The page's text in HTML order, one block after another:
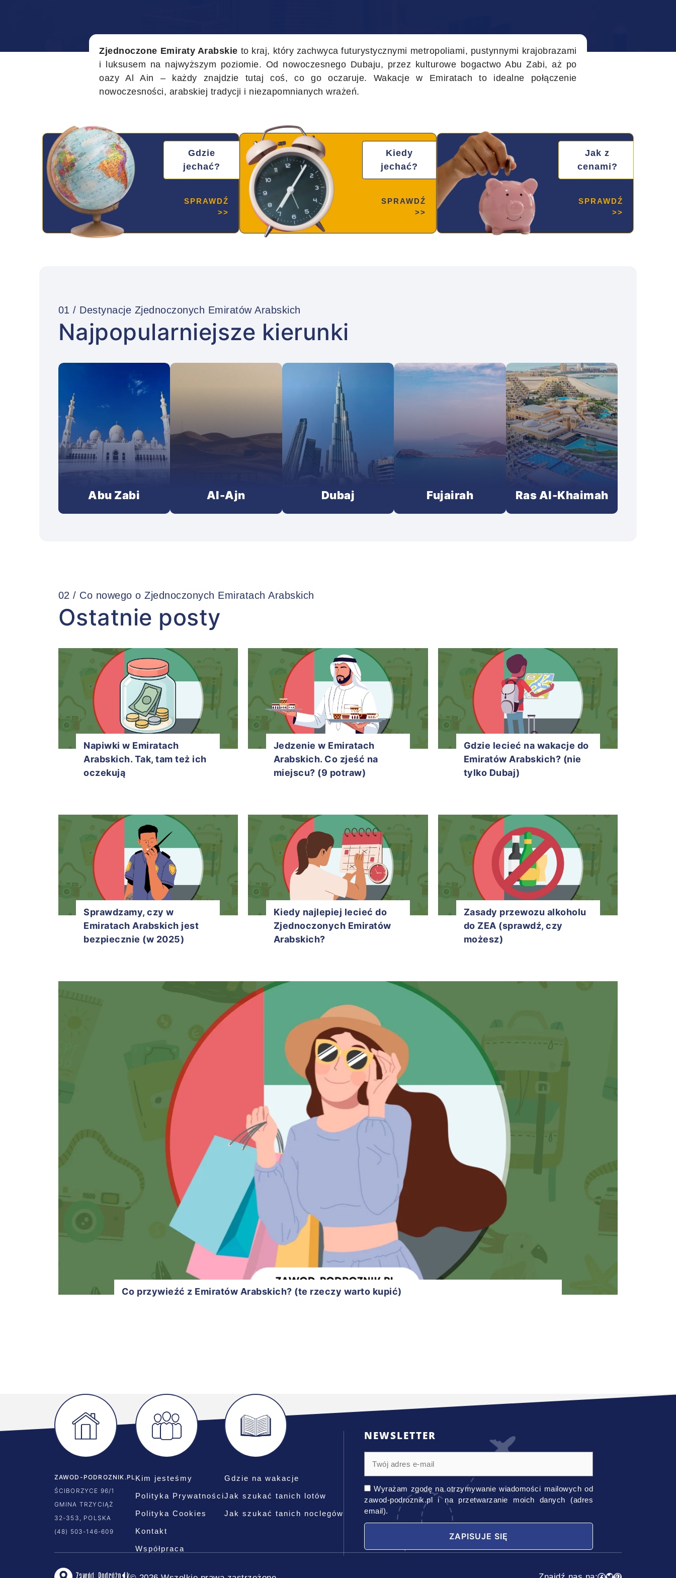
Zjednoczone Emiraty Arabskie to kraj, który zachwyca futurystycznymi metropoliami, pustynnymi krajobrazami
i luksusem na najwyższym poziomie. Od nowoczesnego Dubaju, przez kulturowe bogactwo Abu Zabi, aż po
oazy Al Ain – każdy znajdzie tutaj coś, co go oczaruje. Wakacje w Emiratach to idealne połączenie
nowoczesności, arabskiej tradycji i niezapomnianych wrażeń.
Gdzie
jechać?
SPRAWDŹ
>>
Kiedy
jechać?
SPRAWDŹ
>>
Jak z
cenami?
SPRAWDŹ
>>
01 / Destynacje Zjednoczonych Emiratów Arabskich
Najpopularniejsze kierunki
Abu Zabi Al-Ajn Dubaj Fujairah Ras Al-Khaimah
02 / Co nowego o Zjednoczonych Emiratach Arabskich
Ostatnie posty
Napiwki w Emiratach
Arabskich. Tak, tam też ich
oczekują
Jedzenie w Emiratach
Arabskich. Co zjeść na
miejscu? (9 potraw)
Gdzie lecieć na wakacje do
Emiratów Arabskich? (nie
tylko Dubaj)
Sprawdzamy, czy w
Emiratach Arabskich jest
bezpiecznie (w 2025)
Kiedy najlepiej lecieć do
Zjednoczonych Emiratów
Arabskich?
Zasady przewozu alkoholu
do ZEA (sprawdź, czy
możesz)
Co przywieźć z Emiratów Arabskich? (te rzeczy warto kupić)
ZAWOD-PODROZNIK.PL
ŚCIBORZYCE 96/1
GMINA TRZYCIĄŻ
32-353, POLSKA
(48) 503-146-609
Kim jesteśmy
Polityka Prywatności
Polityka Cookies
Kontakt
Współpraca
Gdzie na wakacje
Jak szukać tanich lotów
Jak szukać tanich noclegów
NEWSLETTER
Wyrażam zgodę na otrzymywanie wiadomości mailowych od
zawod-podroznik.pl i na przetwarzanie moich danych (adres
email).
Facebook
Twitter
Pinterest